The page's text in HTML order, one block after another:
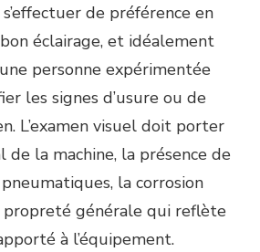
de préférence en
éclairage, et idéalement
personne expérimentée
les signes d’usure ou de
L’examen visuel doit porter
de la machine, la présence de
la corrosion
générale qui reflète
à l’équipement.